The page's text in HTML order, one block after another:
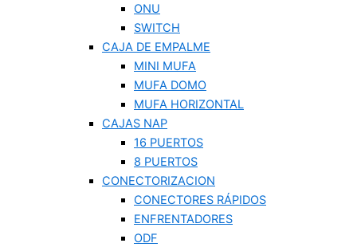
ONU
SWITCH
CAJA DE EMPALME
MINI MUFA
MUFA DOMO
MUFA HORIZONTAL
CAJAS NAP
16 PUERTOS
8 PUERTOS
CONECTORIZACION
CONECTORES RÁPIDOS
ENFRENTADORES
ODF